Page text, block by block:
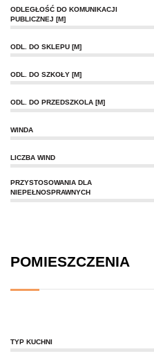
ODLEGŁOŚĆ DO KOMUNIKACJI
PUBLICZNEJ [M]
ODL. DO SKLEPU [M]
ODL. DO SZKOŁY [M]
ODL. DO PRZEDSZKOLA [M]
WINDA
LICZBA WIND
PRZYSTOSOWANIA DLA
NIEPEŁNOSPRAWNYCH
POMIESZCZENIA
TYP KUCHNI